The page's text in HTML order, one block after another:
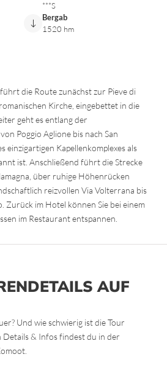
***S
Bergab
1520 hm
die Route zunächst zur Pieve di
Kirche, eingebettet in die
geht es entlang der
Poggio Aglione bis nach San
einzigartigen Kapellenkomplexes als
ist. Anschließend führt die Strecke
über ruhige Höhenrücken
reizvollen Via Volterrana bis
Zurück im Hotel können Sie bei einem
im Restaurant entspannen.
AUF
Und wie schwierig ist die Tour
Details & Infos findest du in der